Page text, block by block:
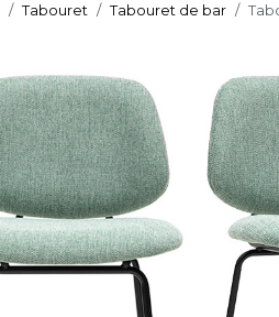
Tabouret Tabouret de bar